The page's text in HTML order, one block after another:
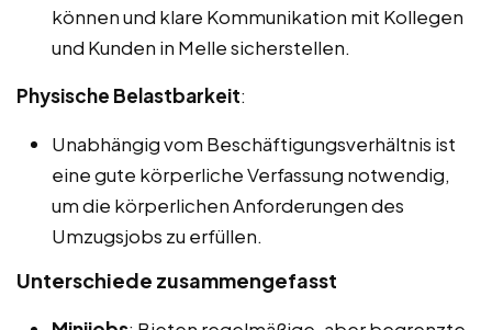
können und klare Kommunikation mit Kollegen
und Kunden in Melle sicherstellen.
Physische Belastbarkeit:
Unabhängig vom Beschäftigungsverhältnis ist
eine gute körperliche Verfassung notwendig,
um die körperlichen Anforderungen des
Umzugsjobs zu erfüllen.
Unterschiede zusammengefasst